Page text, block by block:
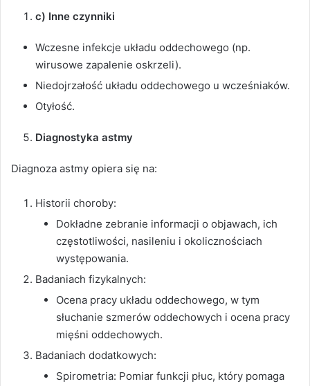
c) Inne czynniki
Wczesne infekcje układu oddechowego (np.
wirusowe zapalenie oskrzeli).
Niedojrzałość układu oddechowego u wcześniaków.
Otyłość.
Diagnostyka astmy
Diagnoza astmy opiera się na:
Historii choroby:
Dokładne zebranie informacji o objawach, ich
częstotliwości, nasileniu i okolicznościach
występowania.
Badaniach fizykalnych:
Ocena pracy układu oddechowego, w tym
słuchanie szmerów oddechowych i ocena pracy
mięśni oddechowych.
Badaniach dodatkowych:
Spirometria: Pomiar funkcji płuc, który pomaga